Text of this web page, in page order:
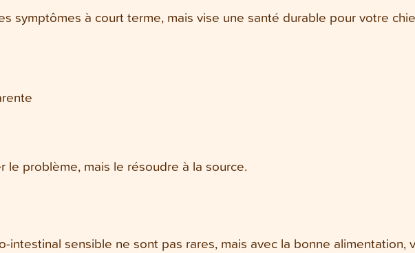
symptômes à court terme, mais vise une santé durable pour votre
le problème, mais le résoudre à la source.
intestinal sensible ne sont pas rares, mais avec la bonne alimentation,